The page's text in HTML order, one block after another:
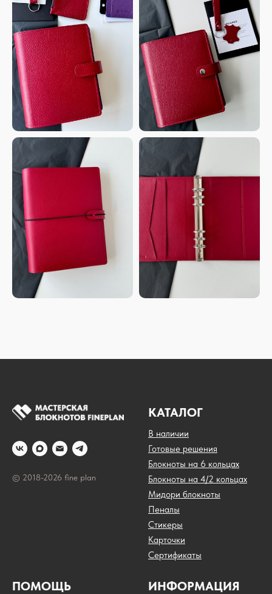
© 2018-2026 fine plan
КАТАЛОГ
В наличии
Готовые решения
Блокноты на 6 кольцах
Блокноты на 4/2 кольцах
Мидори блокноты
Пеналы
Стикеры
Карточки
Сертификаты
ПОМОЩЬ ИНФОРМАЦИЯ